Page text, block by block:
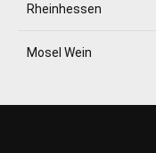
Rheinhessen
Mosel Wein